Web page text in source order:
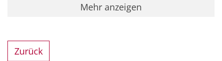
Mehr anzeigen
Zurück